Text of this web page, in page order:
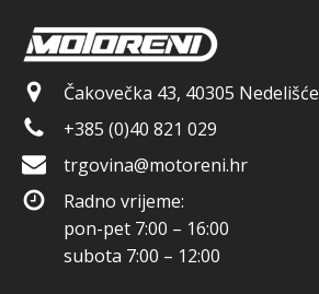
Čakovečka 43, 40305 Nedelišće
+385 (0)40 821 029
trgovina@motoreni.hr
Radno vrijeme:
pon-pet 7:00 – 16:00
subota 7:00 – 12:00